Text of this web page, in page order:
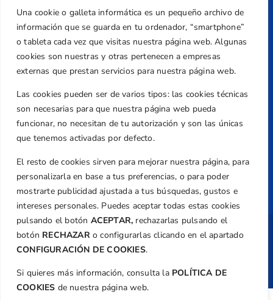
Una cookie o galleta informática es un pequeño archivo de
información que se guarda en tu ordenador, “smartphone”
o tableta cada vez que visitas nuestra página web. Algunas
cookies son nuestras y otras pertenecen a empresas
externas que prestan servicios para nuestra página web.
Las cookies pueden ser de varios tipos: las cookies técnicas
son necesarias para que nuestra página web pueda
funcionar, no necesitan de tu autorización y son las únicas
que tenemos activadas por defecto.
El resto de cookies sirven para mejorar nuestra página, para
personalizarla en base a tus preferencias, o para poder
mostrarte publicidad ajustada a tus búsquedas, gustos e
intereses personales. Puedes aceptar todas estas cookies
pulsando el botón ACEPTAR, rechazarlas pulsando el
botón RECHAZARo configurarlas clicando en el apartado
CONFIGURACIÓN DE COOKIES.
Si quieres más información, consulta la POLÍTICA DE
COOKIES de nuestra página web.
+34 961 367 799
Email
federacion@golfcv.com
Aviso Legal
Política de Privacidad
Transparencia
Normativa
Federación
Revista
Copyright ©Federación de Golf de la
Comunitat Valenciana| Diseño: